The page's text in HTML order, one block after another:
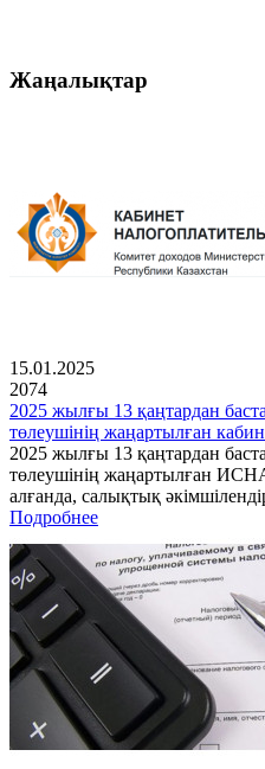
Жаңалықтар
15.01.2025
2074
2025 жылғы 13 қаңтардан
төлеушінің жаңартылған
2025 жылғы 13 қаңтардан
төлеушінің жаңартылған
алғанда, салықтық
Подробнее